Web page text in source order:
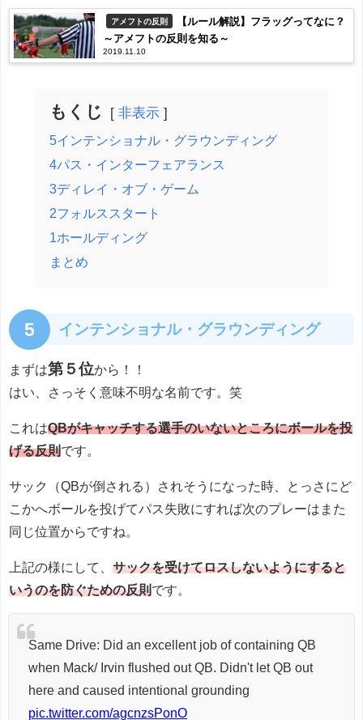
アメフトの反則
【ルール解説】フラッグってなに？
～アメフトの反則を知る～
2019.11.10
もくじ 非表示
5インテンショナル・グラウンディング
4パス・インターフェアランス
3ディレイ・オブ・ゲーム
2フォルススタート
1ホールディング
まとめ
5 インテンショナル・グラウンディング
まずは第５位から！！
はい、さっそく意味不明な名前です。笑
これはQBがキャッチする選手のいないところにボールを投
げる反則です。
サック（QBが倒される）されそうになった時、とっさにど
こかへボールを投げてパス失敗にすれば次のプレーはまた
同じ位置からですね。
上記の様にして、 サックを受けてロスしないようにすると
いうのを防ぐための反則です。
Same Drive: Did an excellent job of containing QB
when Mack/ Irvin flushed out QB. Didn't let QB out
here and caused intentional grounding
pic.twitter.com/agcnzsPonO